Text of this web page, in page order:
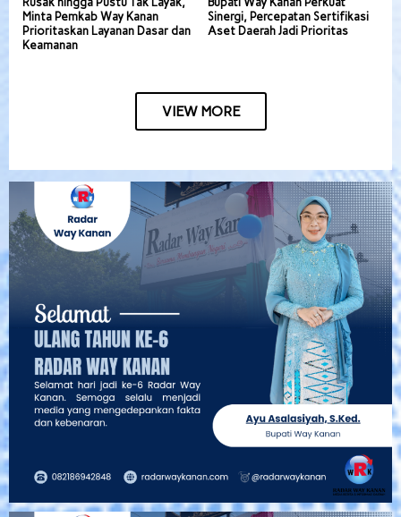
Minta Pemkab Way Kanan
Prioritaskan Layanan Dasar dan
Keamanan
Sinergi, Percepatan Sertifikasi
Aset Daerah Jadi Prioritas
VIEW MORE